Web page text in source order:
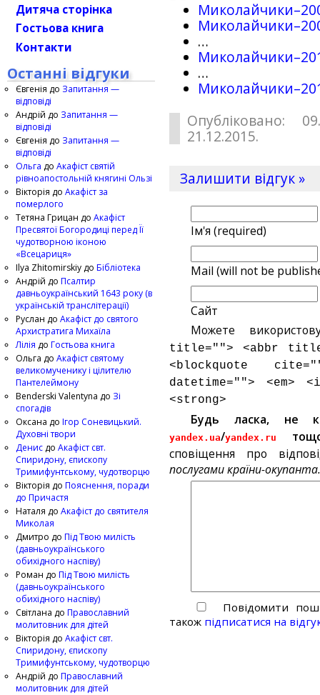
…
…
Опубліковано:
21.12.2015.
Залишити відгук »
Ім'я (required)
Mail (will not be
Сайт
Можете
title=""> <abbr
<blockquote
datetime=""> <em>
<strong>
Будь ласка, не
yandex.ua/yandex.ru
сповіщення про
послугами країни-
Повідомити
також підписатися на
Дитяча сторінка
Гостьова книга
Контакти
Останні відгуки
Євгенія до Запитання —
відповіді
Андрій до Запитання —
відповіді
Євгенія до Запитання —
відповіді
Ольга до Акафіст святій
рівноапостольній княгині Ользі
Вікторія до Акафіст за
померлого
Тетяна Грицан до Акафіст
Пресвятої Богородиці перед Її
чудотворною іконою
«Всецариця»
Ilya Zhitomirskiy до Бібліотека
Андрій до Псалтир
давньоукраїнський 1643 року (в
українській транслітерації)
Руслан до Акафіст до святого
Архистратига Михаїла
Лілія до Гостьова книга
Ольга до Акафіст святому
великомученику і цілителю
Пантелеймону
Benderski Valentyna до Зі
спогадів
Оксана до Ігор Соневицький.
Духовні твори
Денис до Акафіст свт.
Спиридону, єпископу
Тримифунтському, чудотворцю
Вікторія до Пояснення, поради
до Причастя
Наталя до Акафіст до святителя
Миколая
Дмитро до Під Твою милість
(давньоукраїнського
обихідного наспіву)
Роман до Під Твою милість
(давньоукраїнського
обихідного наспіву)
Світлана до Православний
молитовник для дітей
Вікторія до Акафіст свт.
Спиридону, єпископу
Тримифунтському, чудотворцю
Андрій до Православний
молитовник для дітей